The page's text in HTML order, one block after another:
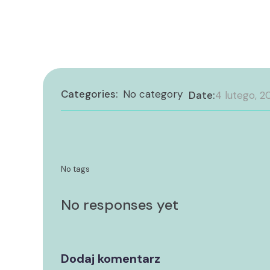
Categories: No category Date:4 lutego,
No tags
No responses yet
Dodaj komentarz